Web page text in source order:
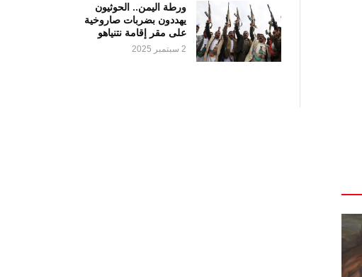
ورطة اليمن.. الحوثيون
يهددون بضربات صاروخية
على مقر إقامة نتنياهو
2 سبتمبر 2025